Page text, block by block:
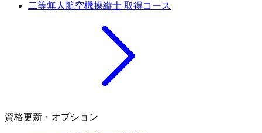
二等無人航空機操縦士 取得コース
資格更新・オプション